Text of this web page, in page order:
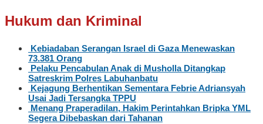
Hukum dan Kriminal
Kebiadaban Serangan Israel di Gaza Menewaskan
73.381 Orang
Pelaku Pencabulan Anak di Musholla Ditangkap
Satreskrim Polres Labuhanbatu
Kejagung Berhentikan Sementara Febrie Adriansyah
Usai Jadi Tersangka TPPU
Menang Praperadilan, Hakim Perintahkan Bripka YML
Segera Dibebaskan dari Tahanan